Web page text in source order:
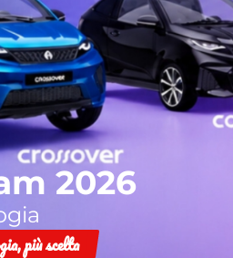
2026
più scelta